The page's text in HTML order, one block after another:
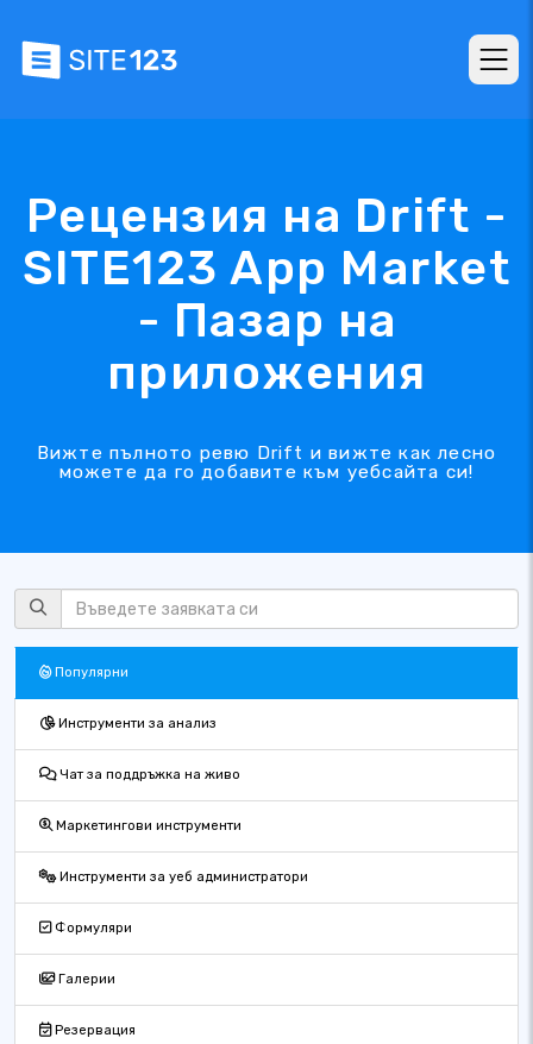
Рецензия на Drift -
SITE123 App Market
- Пазар на
приложения
Вижте пълното ревю Drift и вижте как лесно
можете да го добавите към уебсайта си!
Популярни
Инструменти за анализ
Чат за поддръжка на живо
Маркетингови инструменти
Инструменти за уеб администратори
Формуляри
Галерии
Резервация